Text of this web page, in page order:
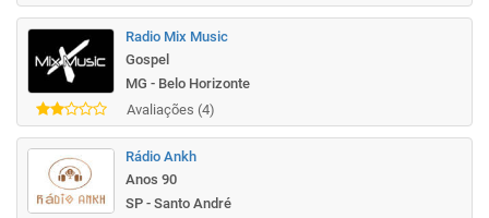
Radio Mix Music
Gospel
MG - Belo Horizonte
Avaliações (4)
Rádio Ankh
Anos 90
SP - Santo André